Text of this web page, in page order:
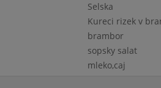
Selska
Kureci rizek v
brambor
sopsky salat
mleko,caj